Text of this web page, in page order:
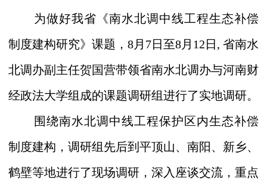
为做好我省《南水北调中线工程生态补偿
制度建构研究》课题， 8月 7日至8月 12 日 , 省南水
北调办副主任贺国营带领省南水北调办与河南财
经政法大学组成的课题调研组进行了实地调研。
围绕南水北调中线工程保护区内生态补偿
制度建构，调研组先后到平顶山、南阳、新乡、
鹤壁等地进行了现场调研， 深入座谈交流， 重点